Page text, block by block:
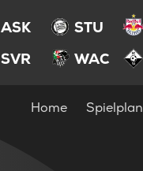
ASK STU
SVR
WAC
Home Spielplan